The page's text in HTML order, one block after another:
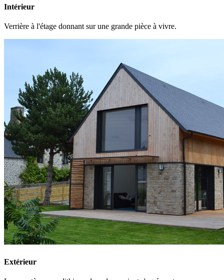
Intérieur
Verrière à l'étage donnant sur une grande pièce à vivre.
Extérieur